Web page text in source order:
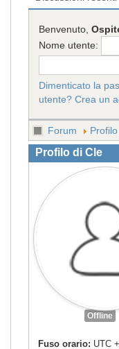
Benvenuto,
Nome utente:
Dimenticato la
utente? Crea un
Forum
Profilo di Cle
Offline
Fuso orario: UTC